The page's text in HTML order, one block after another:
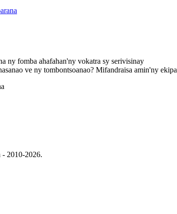
ny fomba ahafahan'ny vokatra sy serivisinay
ve ny tombontsoanao? Mifandraisa amin'ny
2010-2026.